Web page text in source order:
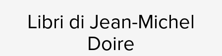
Libri di Jean-Michel
Doire